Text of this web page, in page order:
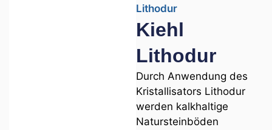
Lithodur
Kiehl
Lithodur
Durch Anwendung des
Kristallisators Lithodur
werden kalkhaltige
Natursteinböden